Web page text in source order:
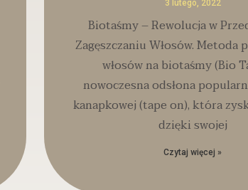
3 lutego, 2022
Biotaśmy – Rewolucja w
Zagęszczaniu Włosów. Metoda
włosów na biotaśmy (Bio
nowoczesna odsłona
kanapkowej (tape on), która
dzięki swojej
Czytaj więcej »